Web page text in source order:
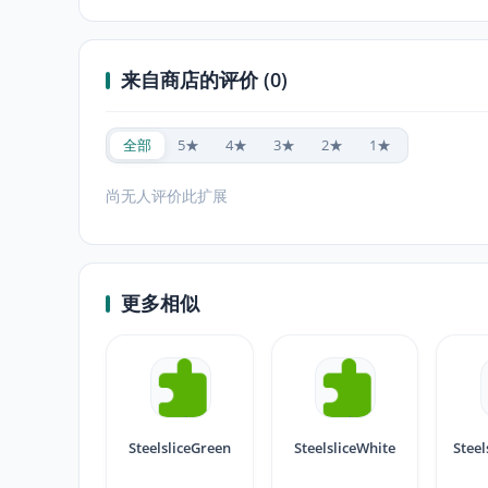
来自商店的评价 (0)
全部 5★ 4★ 3★ 2★ 1★
尚无人评价此扩展
更多相似
SteelsliceGreen SteelsliceWhite